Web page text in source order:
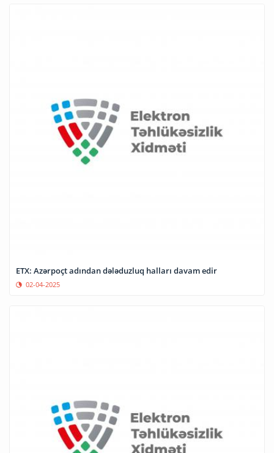
ETX: Azərpoçt adından dələduzluq halları davam edir
02-04-2025